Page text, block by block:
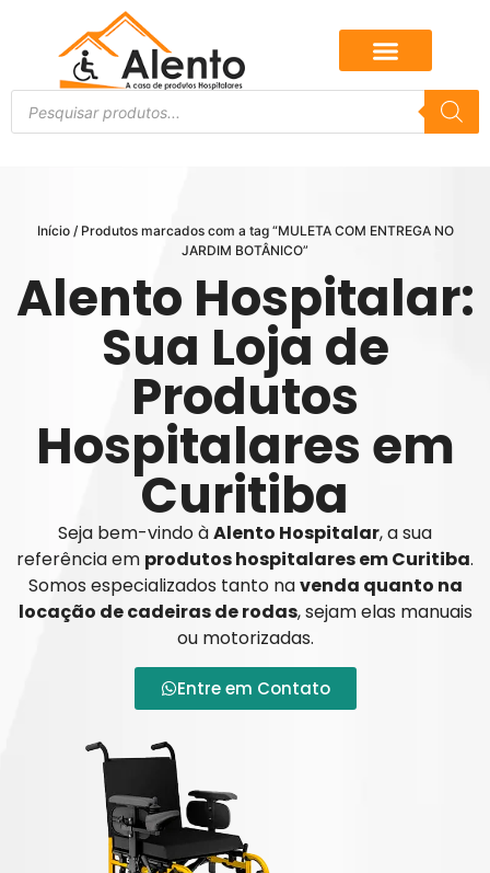
Início/ Produtos marcados com a tag “MULETA COM ENTREGA NO
JARDIM BOTÂNICO”
Alento Hospitalar:
Sua Loja de
Produtos
Hospitalares em
Curitiba
Seja bem-vindo àAlento Hospitalar, a sua
referência em produtos hospitalares em Curitiba.
Somos especializados tanto navenda quanto na
locação de cadeiras de rodas, sejam elas manuais
ou motorizadas.
Entre em Contato